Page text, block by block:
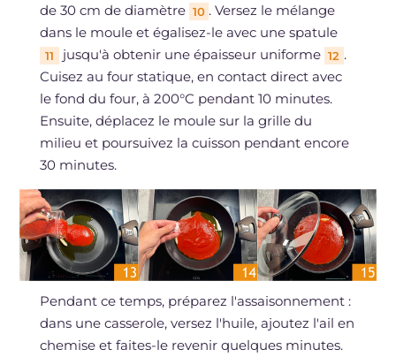
de 30 cm de diamètre 10 . Versez le mélange
dans le moule et égalisez-le avec une spatule
11 jusqu'à obtenir une épaisseur uniforme 12 .
Cuisez au four statique, en contact direct avec
le fond du four, à 200°C pendant 10 minutes.
Ensuite, déplacez le moule sur la grille du
milieu et poursuivez la cuisson pendant encore
30 minutes.
Pendant ce temps, préparez l'assaisonnement :
dans une casserole, versez l'huile, ajoutez l'ail en
chemise et faites-le revenir quelques minutes.